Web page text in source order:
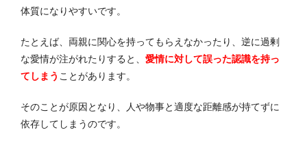
体質になりやすいです。
たとえば、両親に関心を持ってもらえなかったり、逆に過剰
な愛情が注がれたりすると、 愛情に対して誤った認識を持っ
てしまう ことがあります。
そのことが原因となり、人や物事と適度な距離感が持てずに
依存してしまうのです。